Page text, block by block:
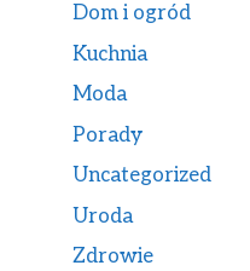
Dom i ogród
Kuchnia
Moda
Porady
Uncategorized
Uroda
Zdrowie